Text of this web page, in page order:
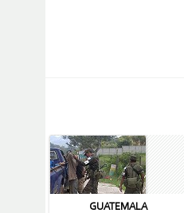
GUATEMALA